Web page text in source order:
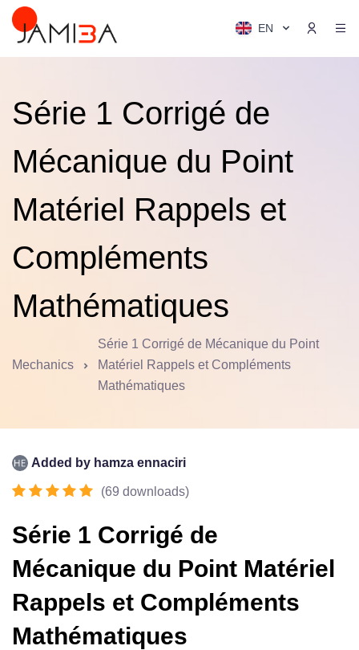
EN
Série 1 Corrigé de
Mécanique du Point
Matériel Rappels et
Compléments
Mathématiques
Mechanics
Série 1 Corrigé de Mécanique du Point
Matériel Rappels et Compléments
Mathématiques
Added by hamza ennaciri
(69 downloads)
Série 1 Corrigé de
Mécanique du Point Matériel
Rappels et Compléments
Mathématiques